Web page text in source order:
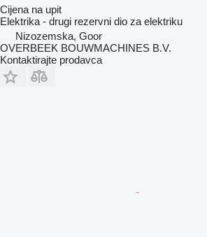
Cijena na upit
Elektrika - drugi rezervni dio za elektriku
Nizozemska, Goor
OVERBEEK BOUWMACHINES B.V.
Kontaktirajte prodavca